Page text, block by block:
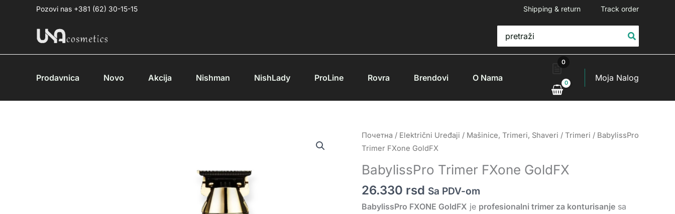
Pozovi nas +381 (62) 30-15-15 Shipping & return Track order
for:
Prodavnica Novo Akcija Nishman NishLady ProLine Rovra Brendovi O Nama
0
Moja Nalog
Почетна / Električni Uređaji / Mašinice, Trimeri, Shaveri / Trimeri / BabylissPro
Trimer FXone GoldFX
BabylissPro Trimer FXone GoldFX
26.330 rsd Sa PDV-om
BabylissPro FXONE GoldFX je profesionalni trimer za konturisanje sa
BabylissPro
Trimer
GoldFX
količina